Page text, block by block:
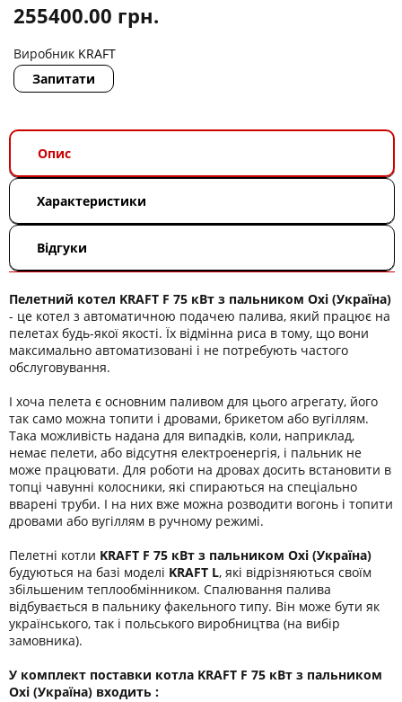
255400.00 грн.
Виробник KRAFT
Запитати
Опис
Характеристики
Відгуки
Пелетний котел KRAFT F 75 кВт з пальником Oxi (Україна)
- це котел з автоматичною подачею палива, який працює на
пелетах будь-якої якості. Їх відмінна риса в тому, що вони
максимально автоматизовані і не потребують частого
обслуговування.
І хоча пелета є основним паливом для цього агрегату, його
так само можна топити і дровами, брикетом або вугіллям.
Така можливість надана для випадків, коли, наприклад,
немає пелети, або відсутня електроенергія, і пальник не
може працювати. Для роботи на дровах досить встановити в
топці чавунні колосники, які спираються на спеціально
вварені труби. І на них вже можна розводити вогонь і топити
дровами або вугіллям в ручному режимі.
Пелетні котли KRAFT F 75 кВт з пальником Oxi (Україна)
будуються на базі моделі KRAFT L, які відрізняються своїм
збільшеним теплообмінником. Спалювання палива
відбувається в пальнику факельного типу. Він може бути як
українського, так і польського виробництва (на вибір
замовника).
У комплект поставки котла KRAFT F 75 кВт з пальником
Oxi (Україна) входить :